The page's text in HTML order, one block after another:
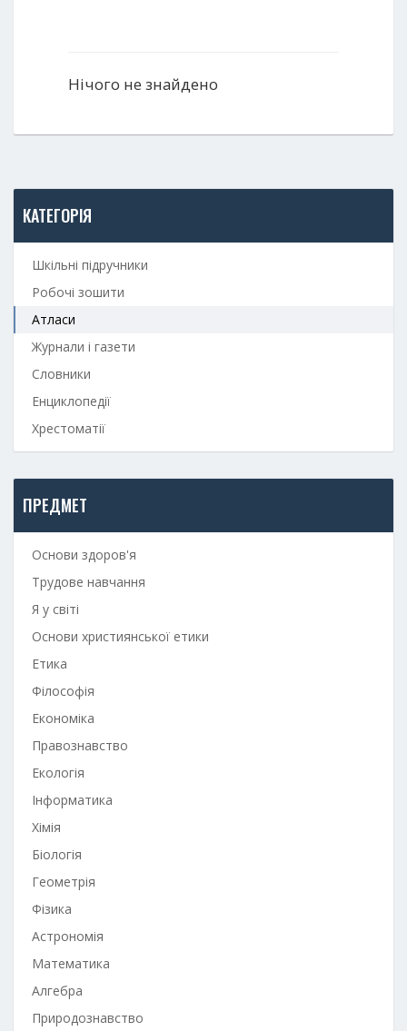
Нічого не знайдено
КАТЕГОРІЯ
Шкільні підручники
Робочі зошити
Атласи
Журнали і газети
Словники
Енциклопедії
Хрестоматії
ПРЕДМЕТ
Основи здоров'я
Трудове навчання
Я у світі
Основи християнської етики
Етика
Філософія
Економіка
Правознавство
Екологія
Інформатика
Хімія
Біологія
Геометрія
Фізика
Астрономія
Математика
Алгебра
Природознавство